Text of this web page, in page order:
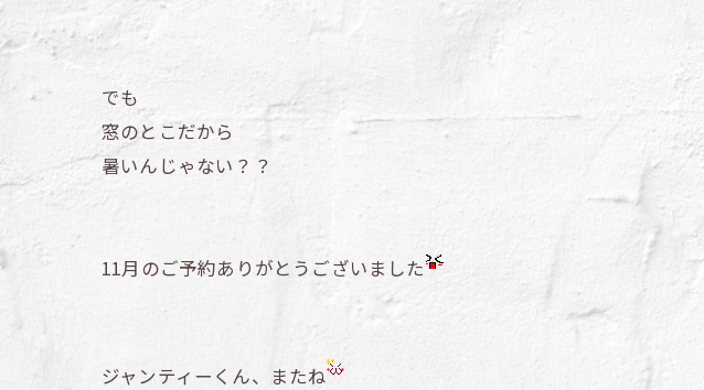
でも
窓のとこだから
暑いんじゃない？？
11月のご予約ありがとうございました
ジャンティーくん、またね